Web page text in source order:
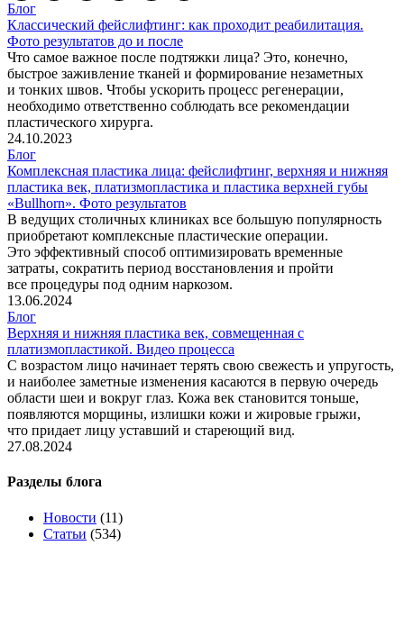
Блог
Классический фейслифтинг: как проходит реабилитация.
Фото результатов до и после
Что самое важное после подтяжки лица? Это, конечно,
быстрое заживление тканей и формирование незаметных
и тонких швов. Чтобы ускорить процесс регенерации,
необходимо ответственно соблюдать все рекомендации
пластического хирурга.
24.10.2023
Блог
Комплексная пластика лица: фейслифтинг, верхняя и нижняя
пластика век, платизмопластика и пластика верхней губы
«Bullhorn». Фото результатов
В ведущих столичных клиниках все большую популярность
приобретают комплексные пластические операции.
Это эффективный способ оптимизировать временные
затраты, сократить период восстановления и пройти
все процедуры под одним наркозом.
13.06.2024
Блог
Верхняя и нижняя пластика век, совмещенная с
платизмопластикой. Видео процесса
С возрастом лицо начинает терять свою свежесть и упругость,
и наиболее заметные изменения касаются в первую очередь
области шеи и вокруг глаз. Кожа век становится тоньше,
появляются морщины, излишки кожи и жировые грыжи,
что придает лицу уставший и стареющий вид.
27.08.2024
Разделы блога
Новости (11)
Статьи (534)